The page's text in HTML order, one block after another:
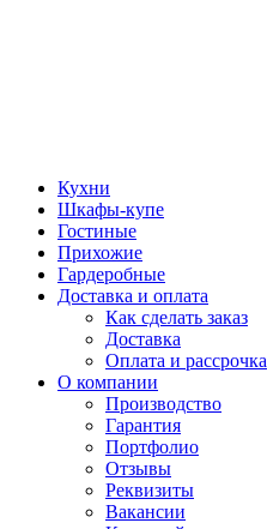
Кухни
Шкафы-купе
Гостиные
Прихожие
Гардеробные
Доставка и оплата
Как сделать заказ
Доставка
Оплата и рассрочка
О компании
Производство
Гарантия
Портфолио
Отзывы
Реквизиты
Вакансии